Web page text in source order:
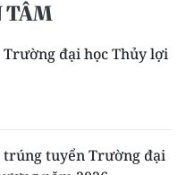
TÂM
đại học Thủy lợi
tuyển Trường đại